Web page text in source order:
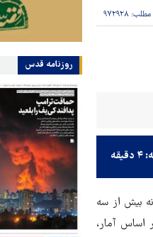
مطلب: ۹۷۲۹۲۸
بیش از سه
اساس آمار،
روزنامه قدس